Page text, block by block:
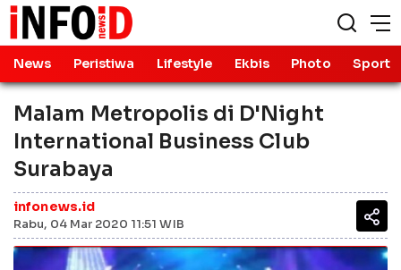
News Peristiwa Lifestyle Ekbis Photo Sport
Malam Metropolis di D'Night
International Business Club
Surabaya
infonews.id
Rabu, 04 Mar 2020 11:51 WIB